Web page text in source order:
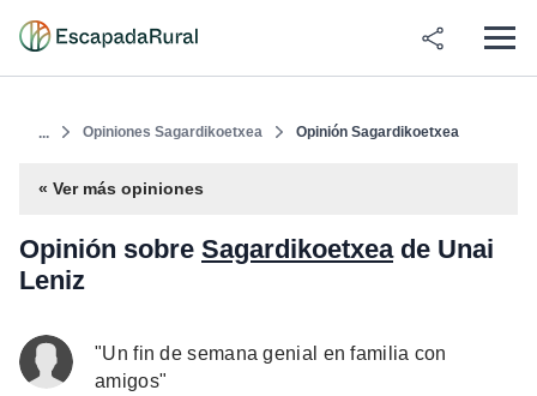
... Opiniones Sagardikoetxea Opinión Sagardikoetxea
« Ver más opiniones
Opinión sobre Sagardikoetxeade Unai
Leniz
"Un fin de semana genial en familia con
amigos"